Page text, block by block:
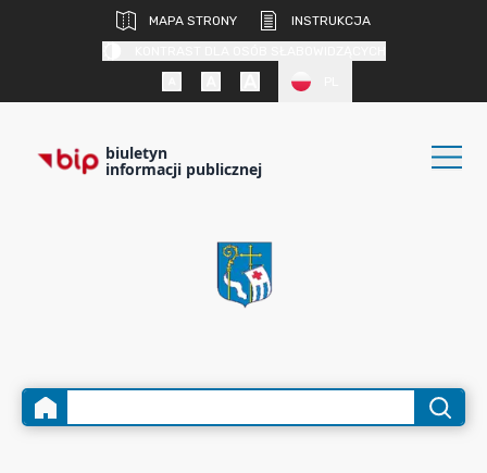
MAPA STRONY
INSTRUKCJA
biuletyn
informacji publicznej